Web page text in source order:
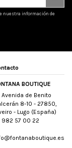
nuestra información de
BOUTIQUE
Avenida de Benito
8-10 - 27850,
- Lugo (España)
982 57 00 22